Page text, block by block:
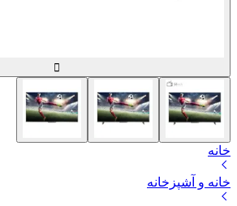
خانه
خانه و آشپزخانه